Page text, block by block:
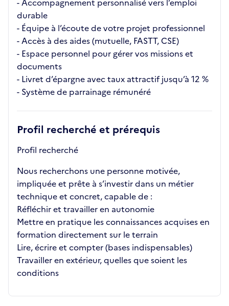
- Accompagnement personnalisé vers l’emploi
durable
- Équipe à l’écoute de votre projet professionnel
- Accès à des aides (mutuelle, FASTT, CSE)
- Espace personnel pour gérer vos missions et
documents
- Livret d’épargne avec taux attractif jusqu’à 12 %
- Système de parrainage rémunéré
Profil recherché et prérequis
Profil recherché
Nous recherchons une personne motivée,
impliquée et prête à s’investir dans un métier
technique et concret, capable de :
Réfléchir et travailler en autonomie
Mettre en pratique les connaissances acquises en
formation directement sur le terrain
Lire, écrire et compter (bases indispensables)
Travailler en extérieur, quelles que soient les
conditions